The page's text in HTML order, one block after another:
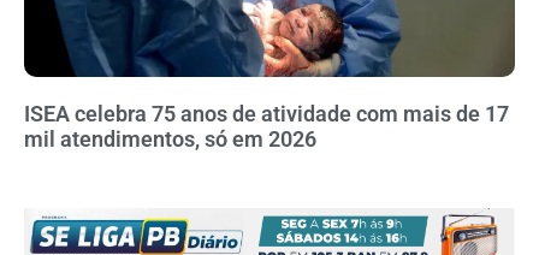
ISEA celebra 75 anos de atividade com mais de 17
mil atendimentos, só em 2026